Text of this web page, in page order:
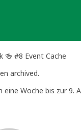
🍻 #8 Event Cache
archived.
eine Woche bis zur 9.